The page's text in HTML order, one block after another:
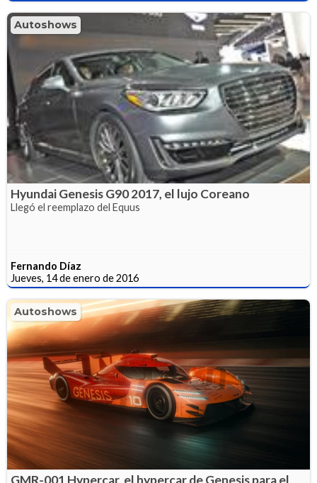
Autoshows
Hyundai Genesis G90 2017, el lujo Coreano
Llegó el reemplazo del Equus
Fernando Díaz
Jueves, 14 de enero de 2016
Autoshows
GMR-001 Hypercar, el hypercar de Genesis para el